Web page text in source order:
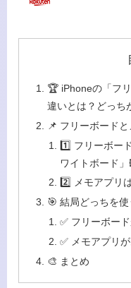
🏆 iPhoneの「フ
違いとは？どっち
📌 フリーボード
1️⃣ フリーボー
ワイトボード
2️⃣ メモアプリ
🎯 結局どっちを使
✅ フリーボー
✅ メモアプリ
🎨 まとめ